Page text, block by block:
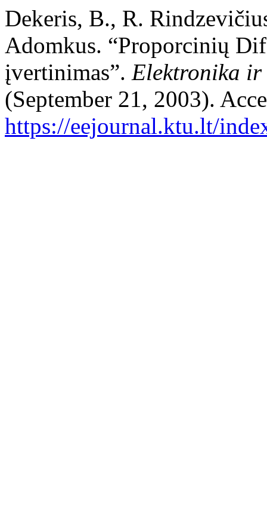
Dekeris, B., R.
Adomkus. “Proporcinių
įvertinimas”. Elektronika ir
(September 21, 2003).
https://eejournal.ktu.lt/